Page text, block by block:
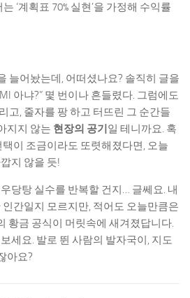
‘계획표 70% 실현’을 가정해 수익률
늘어놨는데, 어떠셨나요? 솔직히 글을
아냐?” 몇 번이나 흔들렸다. 그럼에도
고, 줄자를 팡 하고 터뜨린 그 순간들
지지 않는 현장의 공기 일 테니까요. 혹
이 조금이라도 또렷해졌다면, 오늘
지 않을 듯!
당탕 실수를 반복할 건지… 글쎄요. 내
간일지 모르지만, 적어도 오늘만큼은
황금 공식이 머릿속에 새겨졌답니다.
세요. 발로 뛴 사람의 발자국이, 지도
아요?